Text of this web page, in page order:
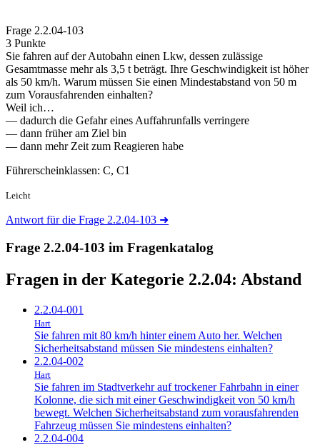
Frage 2.2.04-103
3 Punkte
Sie fahren auf der Autobahn einen Lkw, dessen zulässige
Gesamtmasse mehr als 3,5 t beträgt. Ihre Geschwindigkeit ist höher
als 50 km/h. Warum müssen Sie einen Mindestabstand von 50 m
zum Vorausfahrenden einhalten?
Weil ich…
— dadurch die Gefahr eines Auffahrunfalls verringere
— dann früher am Ziel bin
— dann mehr Zeit zum Reagieren habe
Führerscheinklassen: C, C1
Leicht
Antwort für die Frage 2.2.04-103 ➜
Frage 2.2.04-103 im Fragenkatalog
Fragen in der Kategorie 2.2.04: Abstand
2.2.04-001
Hart
Sie fahren mit 80 km/h hinter einem Auto her. Welchen
Sicherheitsabstand müssen Sie mindestens einhalten?
2.2.04-002
Hart
Sie fahren im Stadtverkehr auf trockener Fahrbahn in einer
Kolonne, die sich mit einer Geschwindigkeit von 50 km/h
bewegt. Welchen Sicherheitsabstand zum vorausfahrenden
Fahrzeug müssen Sie mindestens einhalten?
2.2.04-004